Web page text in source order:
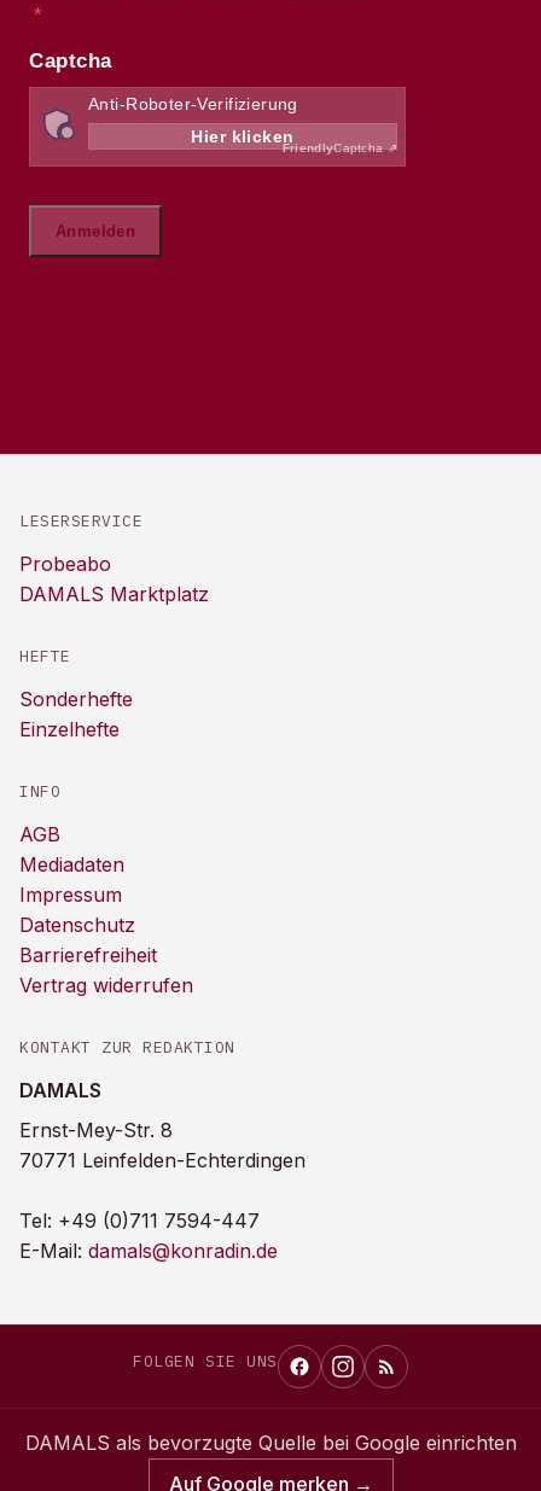
LESERSERVICE
Probeabo
DAMALS Marktplatz
HEFTE
Sonderhefte
Einzelhefte
INFO
AGB
Mediadaten
Impressum
Datenschutz
Barrierefreiheit
Vertrag widerrufen
KONTAKT ZUR REDAKTION
DAMALS
Ernst-Mey-Str. 8
70771 Leinfelden-Echterdingen
Tel: +49 (0)711 7594-447
E-Mail: damals@konradin.de
FOLGEN SIE UNS
DAMALS als bevorzugte Quelle bei Google einrichten
Auf Google merken →